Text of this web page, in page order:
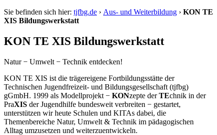
Sie befinden sich hier: tjfbg.de › Aus- und Weiterbildung › KON TE
XIS Bildungswerkstatt
KON TE XIS Bildungswerkstatt
Natur − Umwelt − Technik entdecken!
KON TE XIS ist die trägereigene Fortbildungsstätte der
Technischen Jugendfreizeit- und Bildungsgesellschaft (tjfbg)
gGmbH. 1999 als Modellprojekt − KONzepte derTEchnik in der
PraXIS der Jugendhilfe bundesweit verbreiten − gestartet,
unterstützen wir heute Schulen und KITAs dabei, die
Themenbereiche Natur, Umwelt & Technik im pädagogischen
Alltag umzusetzen und weiterzuentwickeln.